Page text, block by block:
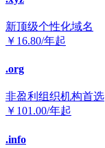
新顶级个性化域名
￥ 16.80/年起
.org
非盈利组织机构首选
￥ 101.00/年起
.info